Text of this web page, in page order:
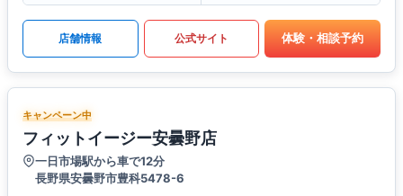
店舗情報 公式サイト 体験・相談予約
キャンペーン中
フィットイージー安曇野店
一日市場駅から車で12分
長野県安曇野市豊科5478-6